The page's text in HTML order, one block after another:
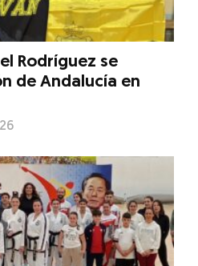
Rodríguez se
de Andalucía en